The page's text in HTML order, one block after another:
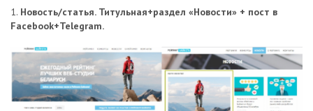
1. Новость/статья. Титульная+раздел «Новости» + пост в
Facebook+Telegram.